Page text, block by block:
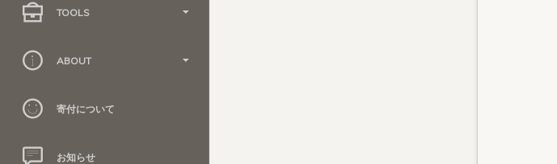
TOOLS
ABOUT
寄付について
お知らせ